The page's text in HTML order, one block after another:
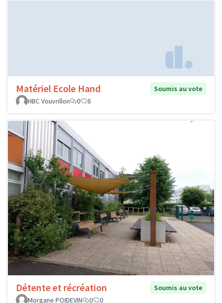
Matériel Ecole Hand
Soumis au vote
HBC Vouvrillon
0 6
Détente et récréation
Soumis au vote
Morgane POIDEVIN
0 0